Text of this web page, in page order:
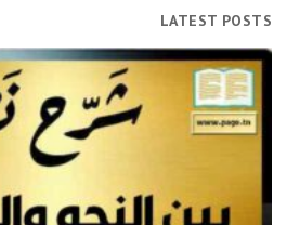
LATEST POSTS